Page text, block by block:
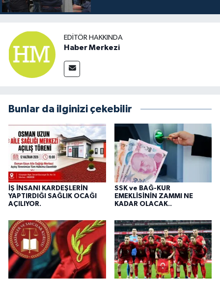
EDITÖR HAKKINDA
Haber Merkezi
Bunlar da ilginizi çekebilir
İŞ İNSANI KARDEŞLERİN
YAPTIRDIĞI SAĞLIK OCAĞI
AÇILIYOR.
SSK ve BAĞ-KUR
EMEKLİSİNİN ZAMMI NE
KADAR OLACAK..